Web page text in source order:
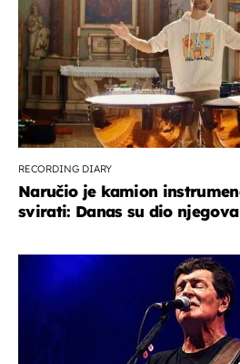
RECORDING DIARY
Naručio je kamion
svirati: Danas su dio